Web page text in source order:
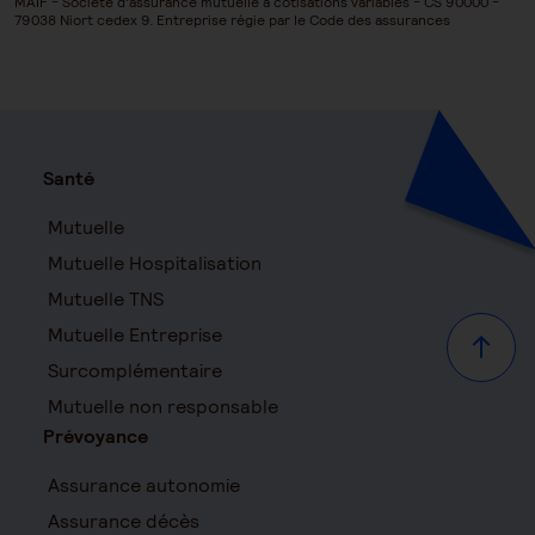
79038 Niort cedex 9. Entreprise régie par le Code des assurances
Haut
Santé
Mutuelle
Mutuelle Hospitalisation
Mutuelle TNS
Mutuelle Entreprise
Surcomplémentaire
Mutuelle non responsable
Prévoyance
Assurance autonomie
Assurance décès